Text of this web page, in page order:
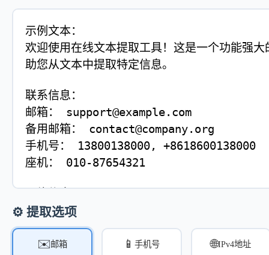
⚙️ 提取选项
✉️邮箱 📱手机号 🌐IPv4地址